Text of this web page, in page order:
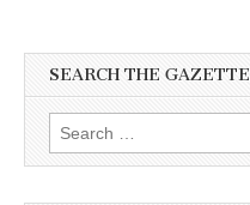
SEARCH THE GAZETTE
Search
for: